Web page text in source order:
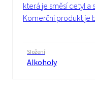
která je směsí cetyl a
Komerční produkt je
Složení
Alkoholy